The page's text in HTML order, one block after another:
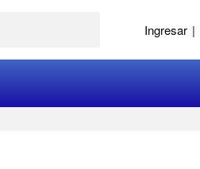
Ingresar |